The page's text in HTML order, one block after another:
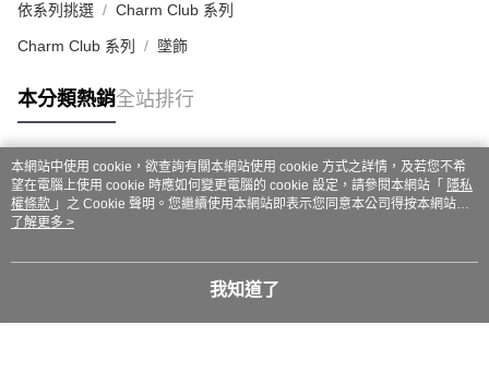
依系列挑選 Charm Club 系列
Charm Club 系列 墜飾
本分類熱銷全站排行
熱門標籤
本網站中使用 cookie，欲查詢有關本網站使用 cookie 方式之詳情，及若您不希
望在電腦上使用 cookie 時應如何變更電腦的 cookie 設定，請參閱本網站「 隱私
權條款 」之 Cookie 聲明。您繼續使用本網站即表示您同意本公司得按本網站使
用條款之 Cookie 聲明使用 cookie。
了解更多 >
我知道了